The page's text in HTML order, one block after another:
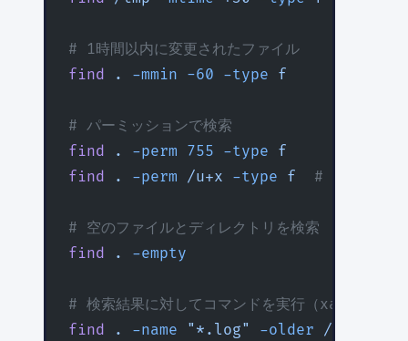
# 1時間以内に変更されたファイル
find . -mmin -60 -type f
# パーミッションで検索
find . -perm 755 -type f
find . -perm /u+x -type f
# 実行権限が
# 空のファイルとディレクトリを検索
find . -empty
# 検索結果に対してコマンドを実行（xargs より
find . -name "*.log" -older /etc/